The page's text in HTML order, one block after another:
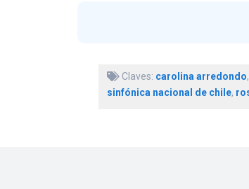
Claves: carolina arredondo,
sinfónica nacional de chile,